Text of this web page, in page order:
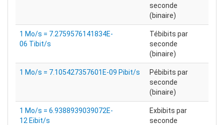
seconde
(binaire)
1 Mo/s = 7.2759576141834E-
06 Tibit/s
Tébibits par
seconde
(binaire)
1 Mo/s = 7.105427357601E-09 Pibit/s
Pébibits par
seconde
(binaire)
1 Mo/s = 6.9388939039072E-
12 Eibit/s
Exbibits par
seconde